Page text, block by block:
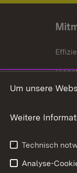
Um unsere
Weitere
Technisch
Analyse-